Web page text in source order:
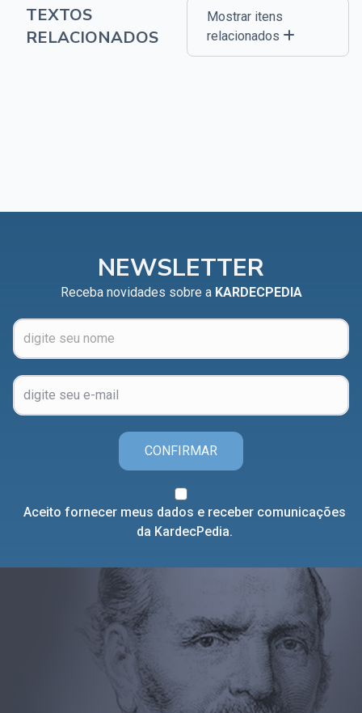
TEXTOS
RELACIONADOS
Mostrar itens
relacionados
NEWSLETTER
Receba novidades sobre a KARDECPEDIA
CONFIRMAR
Aceito fornecer meus dados e receber comunicações
da KardecPedia.